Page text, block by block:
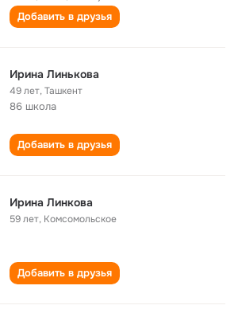
Добавить в друзья
Ирина Линькова
49 лет,Ташкент
86 школа
Добавить в друзья
Ирина Линкова
59 лет, Комсомольское
Добавить в друзья